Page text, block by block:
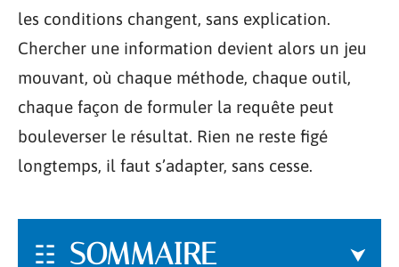
les conditions changent, sans explication.
Chercher une information devient alors un jeu
mouvant, où chaque méthode, chaque outil,
chaque façon de formuler la requête peut
bouleverser le résultat. Rien ne reste figé
longtemps, il faut s’adapter, sans cesse.
SOMMAIRE